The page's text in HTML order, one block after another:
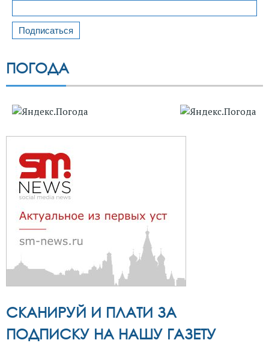
ПОГОДА
СКАНИРУЙ И ПЛАТИ ЗА
ПОДПИСКУ НА НАШУ ГАЗЕТУ